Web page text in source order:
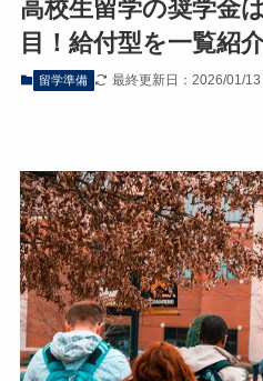
高校生留学の奨学金
目！給付型を一覧紹
留学準備 最終更新日：2026/01/13